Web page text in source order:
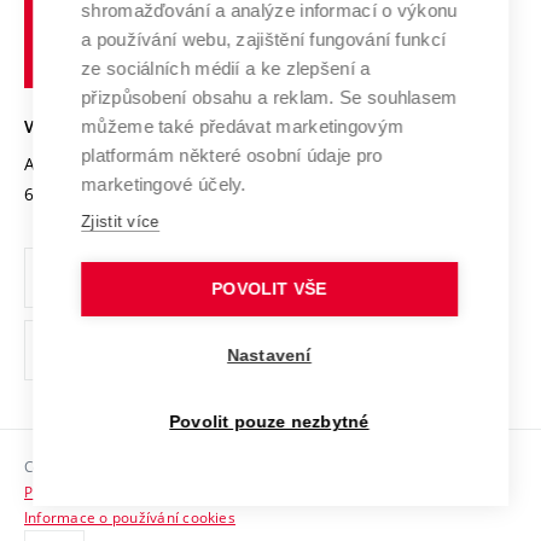
Transfer znalostí
Open Science
Projekty
Projekty ze strukturálních fondů
Specifický výzkum
Služby univerzity
Mezinárodní dohody
Univerzitní sítě
Udržitelná univerzita
Podnikavá univerzita / ContriBUTe
Bezpečná univerzita
Vyznamenání
Organizační struktura
Ochrana osobních údajů
odkaz)
Sociální bezpečí
HR Award
učení
technické
VYSOKÉ UČENÍ TECHNICKÉ V BRNĚ
Antonínská 548/1
602 00 Brno
www.vut.cz
vut@vutbr.cz
Copyright © 2026 VUT
Prohlášení o přístupnosti
Informace o používání cookies
shromažďování a analýze informací o výkonu
a používání webu, zajištění fungování funkcí
ze sociálních médií a ke zlepšení a
přizpůsobení obsahu a reklam. Se souhlasem
můžeme také předávat marketingovým
platformám některé osobní údaje pro
marketingové účely.
Zjistit více
POVOLIT VŠE
Nastavení
Povolit pouze nezbytné